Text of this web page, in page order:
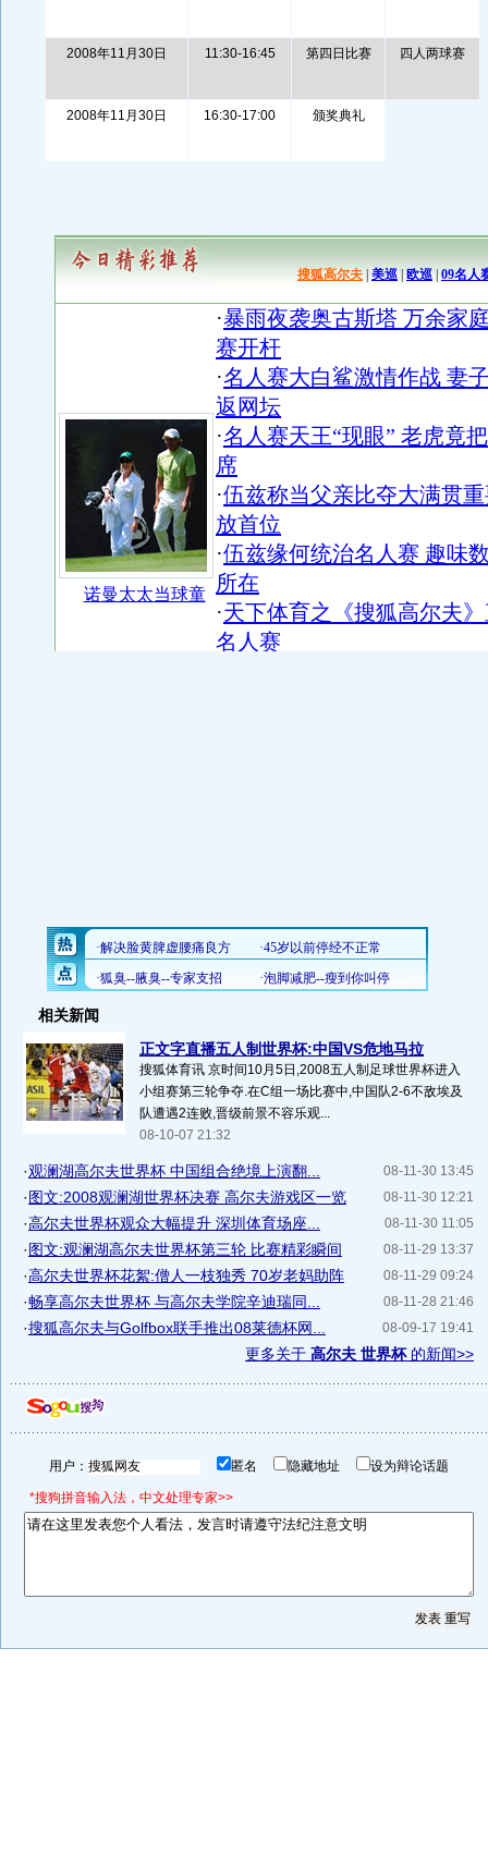
2008年11月30日 11:30-16:45 第四日比赛 四人两球赛
2008年11月30日 16:30-17:00 颁奖典礼
相关新闻
正文字直播五人制世界杯:中国VS危地马拉
搜狐体育讯 京时间10月5日,2008五人制足球世界杯进入
小组赛第三轮争夺.在C组一场比赛中,中国队2-6不敌埃及
队遭遇2连败,晋级前景不容乐观...
08-10-07 21:32
08-11-30 13:45
·观澜湖高尔夫世界杯 中国组合绝境上演翻...
08-11-30 12:21
·图文:2008观澜湖世界杯决赛 高尔夫游戏区一览
08-11-30 11:05
·高尔夫世界杯观众大幅提升 深圳体育场座...
08-11-29 13:37
·图文:观澜湖高尔夫世界杯第三轮 比赛精彩瞬间
08-11-29 09:24
·高尔夫世界杯花絮:僧人一枝独秀 70岁老妈助阵
08-11-28 21:46
·畅享高尔夫世界杯 与高尔夫学院辛迪瑞同...
08-09-17 19:41
·搜狐高尔夫与Golfbox联手推出08莱德杯网...
更多关于 高尔夫 世界杯的新闻>>
用户： 匿名 隐藏地址 设为辩论话题
*搜狗拼音输入法，中文处理专家>>